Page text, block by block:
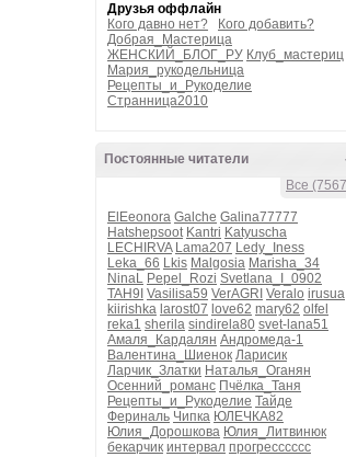
Друзья оффлайн
Кого давно нет?
Кого добавить?
Добрая_Мастерица
ЖЕНСКИЙ_БЛОГ_РУ Клуб_мастериц
Мария_рукодельница
Рецепты_и_Рукоделие
Странница2010
Постоянные читатели
Все
ElEeonora Galche Galina77777
Hatshepsoot Kantri Katyuscha
LECHIRVA Lama207 Ledy_Iness
Leka_66 Lkis Malgosia Marisha_34
NinaL Pepel_Rozi Svetlana_I_0902
TAH9I Vasilisa59 VerAGRI Veralo irusua
kiirishka larost07 love62 mary62 olfel
reka1 sherila sindirela80 svet-lana51
Амаля_Кардалян Андромеда-1
Валентина_Шиенок Ларисик
Ларчик_Златки Наталья_Оганян
Осенний_романс Пчёлка_Таня
Рецепты_и_Рукоделие Тайде
Фериналь Чипка ЮЛЕЧКА82
Юлия_Дорошкова Юлия_Литвинюк
бекарчик интервал прогресссссс